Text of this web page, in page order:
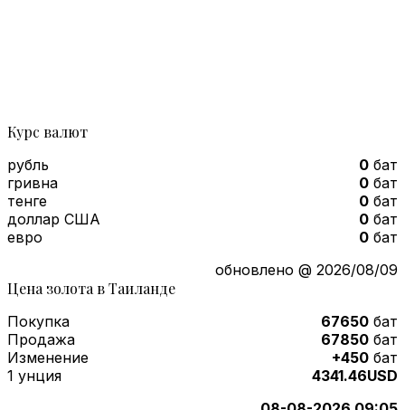
Курс валют
рубль 0 бат
гривна
0 бат
тенге
0 бат
доллар США
0 бат
евро
0 бат
обновлено @ 2026/08/09
Цена золота в Таиланде
Покупка 67650 бат
Продажа
67850 бат
Изменение
+450 бат
1 унция
4341.46USD